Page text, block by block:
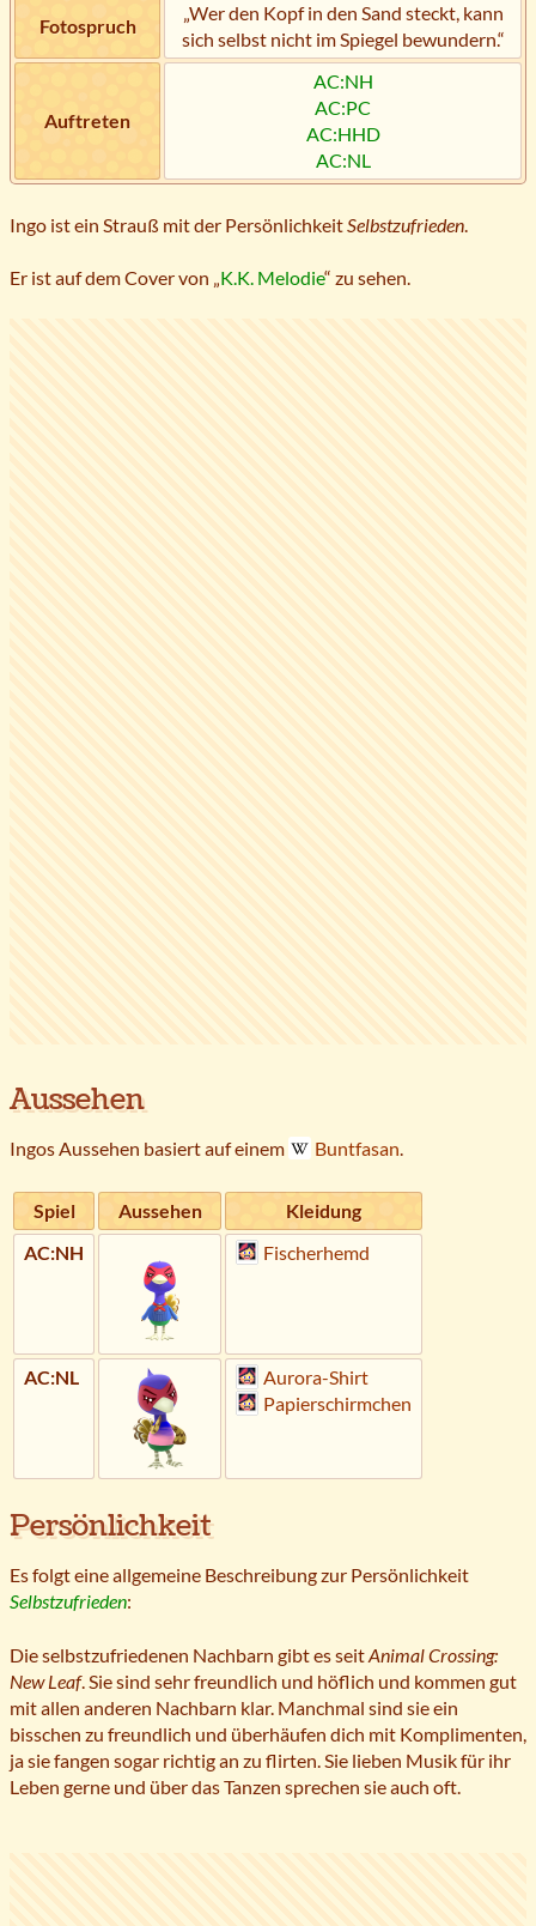
Fotospruch
„Wer den Kopf in den Sand steckt, kann
sich selbst nicht im Spiegel bewundern.“
Auftreten
AC:NH
AC:PC
AC:HHD
AC:NL
Ingo ist ein Strauß mit der Persönlichkeit Selbstzufrieden
Er ist auf dem Cover von „K.K. Melodie“ zu sehen.
Aussehen
Ingos Aussehen basiert auf einem Buntfasan
Spiel Aussehen
Kleidung
AC:NH
Fischerhemd
AC:NL
Aurora-Shirt
Papierschirmchen
Persönlichkeit
Es folgt eine allgemeine Beschreibung zur Persönlichkeit
Selbstzufrieden:
Die selbstzufriedenen Nachbarn gibt es seitAnimal Crossing:
New Leaf. Sie sind sehr freundlich und höflich und kommen gut
mit allen anderen Nachbarn klar. Manchmal sind sie ein
bisschen zu freundlich und überhäufen dich mit Komplimenten,
ja sie fangen sogar richtig an zu flirten. Sie lieben Musik für ihr
Leben gerne und über das Tanzen sprechen sie auch oft.